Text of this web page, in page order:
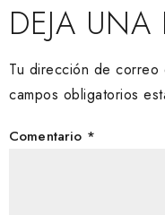
DEJA UNA
Tu dirección de correo
campos obligatorios
Comentario *